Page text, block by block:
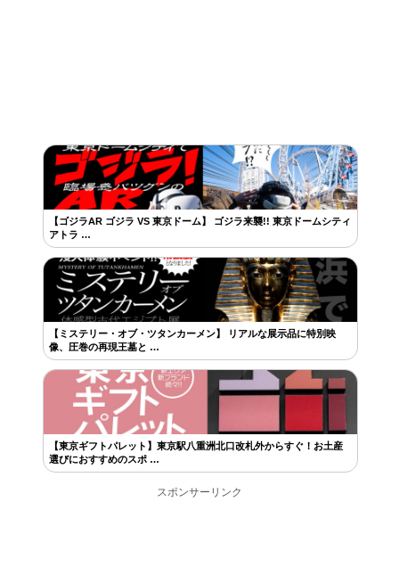
【ゴジラAR ゴジラ VS 東京ドーム】 ゴジラ来襲!! 東京ドームシティ
アトラ …
【ミステリー・オブ・ツタンカーメン】 リアルな展示品に特別映
像、圧巻の再現王墓と …
【東京ギフトパレット】東京駅八重洲北口改札外からすぐ！お土産
選びにおすすめのスポ …
スポンサーリンク